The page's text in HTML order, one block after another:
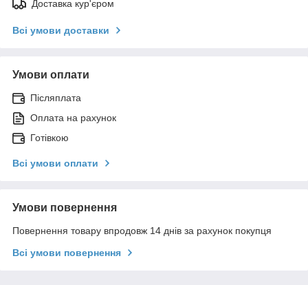
Доставка кур'єром
Всі умови доставки
Умови оплати
Післяплата
Оплата на рахунок
Готівкою
Всі умови оплати
Умови повернення
Повернення товару впродовж 14 днів за рахунок покупця
Всі умови повернення